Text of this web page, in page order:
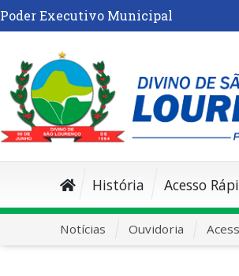
Poder Executivo Municipal
História Acesso
Notícias Ouvidoria